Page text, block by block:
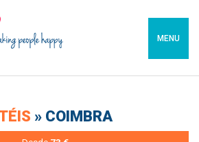
MENU
» COIMBRA